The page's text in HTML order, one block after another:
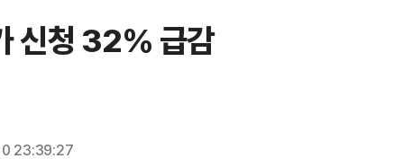
신청 32% 급감
23:39:27